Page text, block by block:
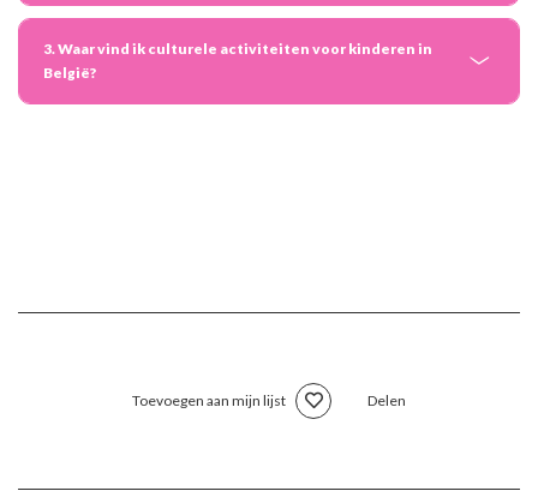
3. Waar vind ik culturele activiteiten voor kinderen in
België?
Toevoegen aan mijn lijst Delen